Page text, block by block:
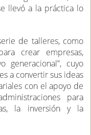
llevó a la práctica lo
de talleres, como
crear empresas,
generacional”, cuyo
a convertir sus ideas
con el apoyo de
para
la inversión y la